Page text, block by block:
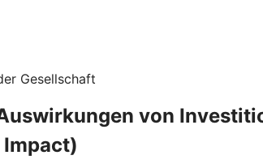
Gesellschaft
von